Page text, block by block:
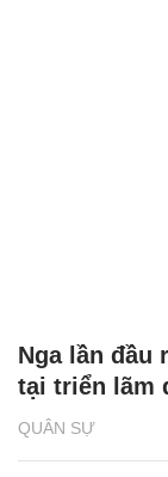
QUÂN SỰ
Nga lần đầu
tại triển lãm